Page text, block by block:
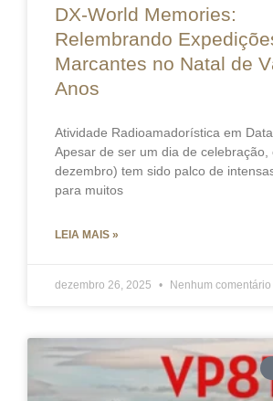
DX-World Memories:
Relembrando
Marcantes no Natal de
Anos
Atividade Radioamadorística em
Apesar de ser um dia de celebração,
dezembro) tem sido palco de
para muitos
LEIA MAIS »
dezembro 26, 2025 Nenhum comentário